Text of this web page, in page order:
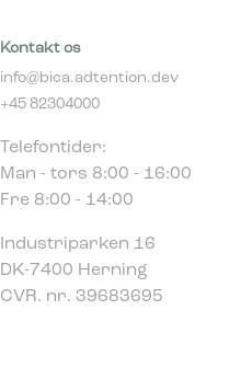
+45 82304000
DK-7400 Herning
CVR. nr. 39683695